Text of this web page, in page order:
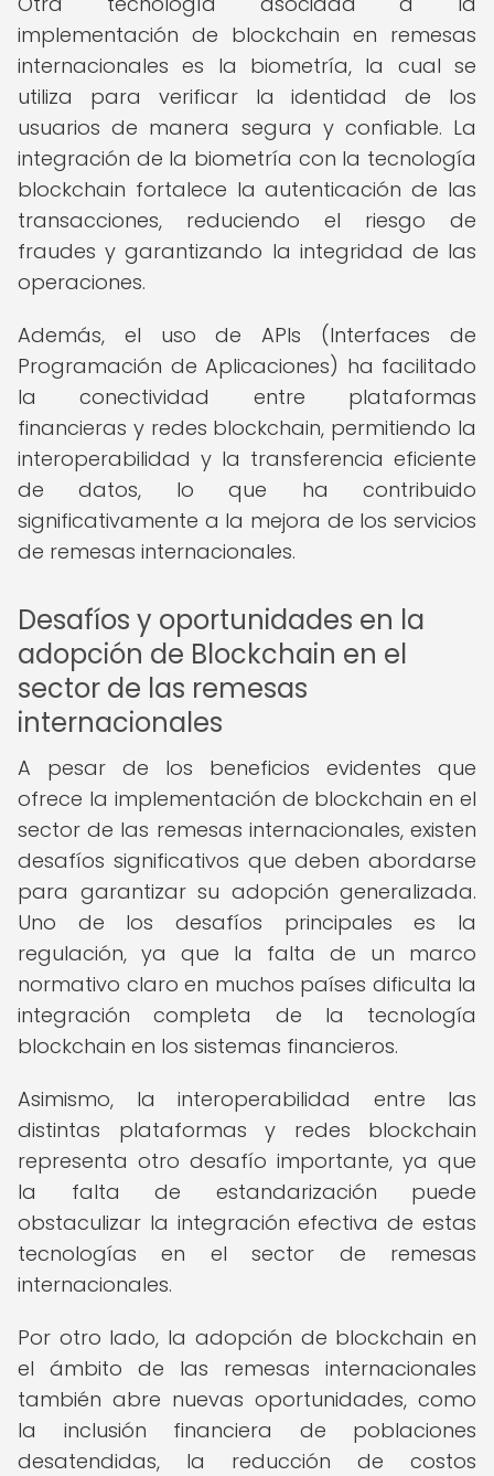
implementación de blockchain en remesas
internacionales es la biometría, la cual se
utiliza para verificar la identidad de los
usuarios de manera segura y confiable. La
integración de la biometría con la tecnología
blockchain fortalece la autenticación de las
transacciones, reduciendo el riesgo de
fraudes y garantizando la integridad de las
operaciones.
Además, el uso de APIs (Interfaces de
Programación de Aplicaciones) ha facilitado
la conectividad entre plataformas
financieras y redes blockchain, permitiendo la
interoperabilidad y la transferencia eficiente
de datos, lo que ha contribuido
significativamente a la mejora de los servicios
de remesas internacionales.
Desafíos y oportunidades en la
adopción de Blockchain en el
sector de las remesas
internacionales
A pesar de los beneficios evidentes que
ofrece la implementación de blockchain en el
sector de las remesas internacionales, existen
desafíos significativos que deben abordarse
para garantizar su adopción generalizada.
Uno de los desafíos principales es la
regulación, ya que la falta de un marco
normativo claro en muchos países dificulta la
integración completa de la tecnología
blockchain en los sistemas financieros.
Asimismo, la interoperabilidad entre las
distintas plataformas y redes blockchain
representa otro desafío importante, ya que
la falta de estandarización puede
obstaculizar la integración efectiva de estas
tecnologías en el sector de remesas
internacionales.
Por otro lado, la adopción de blockchain en
el ámbito de las remesas internacionales
también abre nuevas oportunidades, como
la inclusión financiera de poblaciones
desatendidas, la reducción de costos